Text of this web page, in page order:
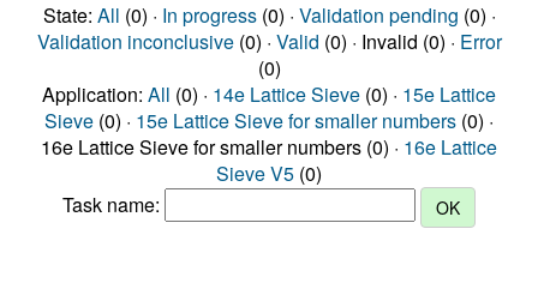
State: All (0) · In progress(0) · Validation pending (0) ·
Validation inconclusive(0) · Valid (0) · Invalid (0) · Error
(0)
Application: All (0) · 14e Lattice Sieve (0) · 15e Lattice
Sieve (0) · 15e Lattice Sieve for smaller numbers (0) ·
16e Lattice Sieve for smaller numbers (0) · 16e Lattice
Sieve V5 (0)
Task name: